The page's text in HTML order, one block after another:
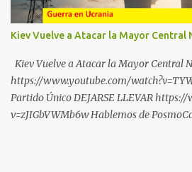
Kiev Vuelve a Atacar la Mayor Central
Kiev Vuelve a Atacar la Mayor Central
https://www.youtube.com/
Partido Único DEJARSE LLEVAR
v=zJIGbVWMb6w Hablemos de